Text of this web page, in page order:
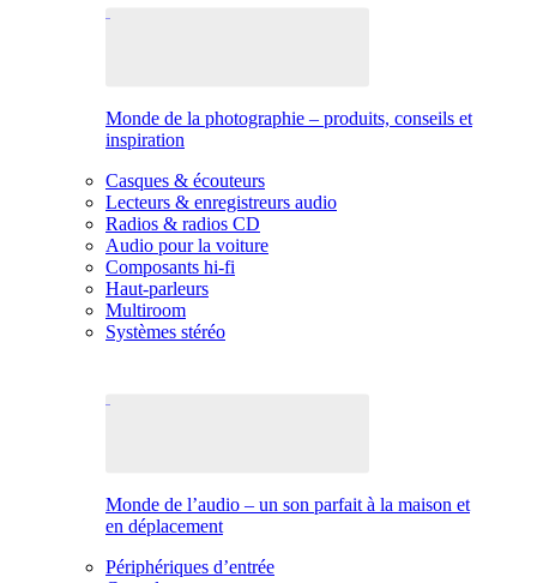
Monde de la photographie – produits, conseils et
inspiration
Casques & écouteurs
Lecteurs & enregistreurs audio
Radios & radios CD
Audio pour la voiture
Composants hi-fi
Haut-parleurs
Multiroom
Systèmes stéréo
Monde de l’audio – un son parfait à la maison et
en déplacement
Périphériques d’entrée